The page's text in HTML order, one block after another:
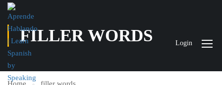
Login
FILLER WORDS